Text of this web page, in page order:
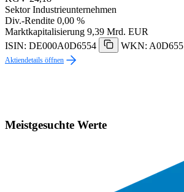
Sektor Industrieunternehmen
Div.-Rendite 0,00 %
Marktkapitalisierung 9,39 Mrd. EUR
ISIN: DE000A0D6554
WKN: A0D655
Aktiendetails öffnen
Meistgesuchte Werte